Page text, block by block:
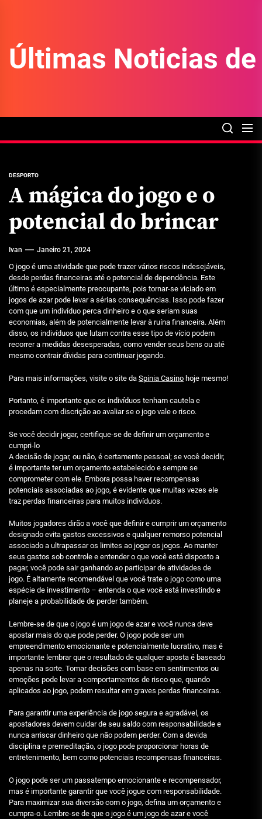
content
Últimas Noticias
DESPORTO
A mágica do jogo e o
potencial do brincar
Ivan Janeiro 21, 2024
O jogo é uma atividade que pode trazer vários riscos indesejáveis,
desde perdas financeiras até o potencial de dependência. Este
último é especialmente preocupante, pois tornar-se viciado em
jogos de azar pode levar a sérias consequências. Isso pode fazer
com que um indivíduo perca dinheiro e o que seriam suas
economias, além de potencialmente levar à ruína financeira. Além
disso, os indivíduos que lutam contra esse tipo de vício podem
recorrer a medidas desesperadas, como vender seus bens ou até
mesmo contrair dívidas para continuar jogando.
Para mais informações, visite o site da Spinia Casino hoje mesmo!
Portanto, é importante que os indivíduos tenham cautela e
procedam com discrição ao avaliar se o jogo vale o risco.
Se você decidir jogar, certifique-se de definir um orçamento e
cumpri-lo
A decisão de jogar, ou não, é certamente pessoal; se você decidir,
é importante ter um orçamento estabelecido e sempre se
comprometer com ele. Embora possa haver recompensas
potenciais associadas ao jogo, é evidente que muitas vezes ele
traz perdas financeiras para muitos indivíduos.
Muitos jogadores dirão a você que definir e cumprir um orçamento
designado evita gastos excessivos e qualquer remorso potencial
associado a ultrapassar os limites ao jogar os jogos. Ao manter
seus gastos sob controle e entender o que você está disposto a
pagar, você pode sair ganhando ao participar de atividades de
jogo. É altamente recomendável que você trate o jogo como uma
espécie de investimento – entenda o que você está investindo e
planeje a probabilidade de perder também.
Lembre-se de que o jogo é um jogo de azar e você nunca deve
apostar mais do que pode perder. O jogo pode ser um
empreendimento emocionante e potencialmente lucrativo, mas é
importante lembrar que o resultado de qualquer aposta é baseado
apenas na sorte. Tomar decisões com base em sentimentos ou
emoções pode levar a comportamentos de risco que, quando
aplicados ao jogo, podem resultar em graves perdas financeiras.
Para garantir uma experiência de jogo segura e agradável, os
apostadores devem cuidar de seu saldo com responsabilidade e
nunca arriscar dinheiro que não podem perder. Com a devida
disciplina e premeditação, o jogo pode proporcionar horas de
entretenimento, bem como potenciais recompensas financeiras.
O jogo pode ser um passatempo emocionante e recompensador,
mas é importante garantir que você jogue com responsabilidade.
Para maximizar sua diversão com o jogo, defina um orçamento e
cumpra-o. Lembre-se de que o jogo é um jogo de azar e você